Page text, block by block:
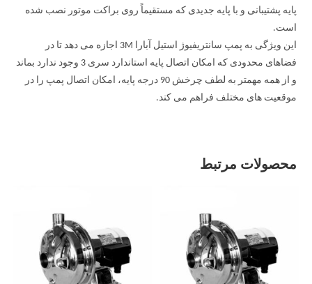
پایه پشتیبانی و با پایه جدیدی که مستقیماً روی براکت موتور نصب شده
است.
این ویژگی به پمپ سانتریفیوژ استیل آبارا 3M اجازه می دهد تا در
فضاهای محدودی که امکان اتصال پایه استاندارد سری 3 وجود ندارد بماند
و از همه مهمتر به لطف چرخش 90 درجه پایه، امکان اتصال پمپ را در
موقعیت های مختلف فراهم می کند.
محصولات مرتبط